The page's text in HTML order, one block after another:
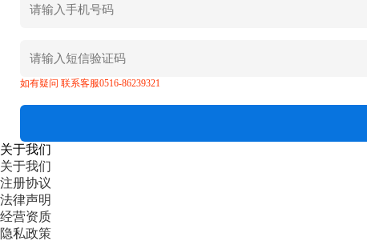
如有疑问 联系客服0516-86239321
关于我们
关于我们
注册协议
法律声明
经营资质
隐私政策